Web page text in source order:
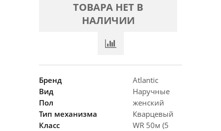
ТОВАРА НЕТ В
НАЛИЧИИ
Бренд
Atlantic
Вид
Наручные
Пол
женский
Тип механизма
Кварцевый
Класс
WR 50м (5